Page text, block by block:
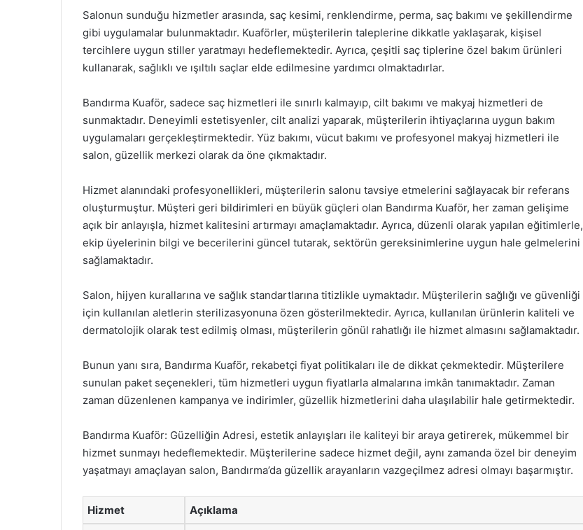
Salonun sunduğu hizmetler arasında, saç kesimi, renklendirme, perma, saç bakımı ve şekillendirme
gibi uygulamalar bulunmaktadır. Kuaförler, müşterilerin taleplerine dikkatle yaklaşarak, kişisel
tercihlere uygun stiller yaratmayı hedeflemektedir. Ayrıca, çeşitli saç tiplerine özel bakım ürünleri
kullanarak, sağlıklı ve ışıltılı saçlar elde edilmesine yardımcı olmaktadırlar.
Bandırma Kuaför, sadece saç hizmetleri ile sınırlı kalmayıp, cilt bakımı ve makyaj hizmetleri de
sunmaktadır. Deneyimli estetisyenler, cilt analizi yaparak, müşterilerin ihtiyaçlarına uygun bakım
uygulamaları gerçekleştirmektedir. Yüz bakımı, vücut bakımı ve profesyonel makyaj hizmetleri ile
salon, güzellik merkezi olarak da öne çıkmaktadır.
Hizmet alanındaki profesyonellikleri, müşterilerin salonu tavsiye etmelerini sağlayacak bir referans
oluşturmuştur. Müşteri geri bildirimleri en büyük güçleri olan Bandırma Kuaför, her zaman gelişime
açık bir anlayışla, hizmet kalitesini artırmayı amaçlamaktadır. Ayrıca, düzenli olarak yapılan eğitimlerle,
ekip üyelerinin bilgi ve becerilerini güncel tutarak, sektörün gereksinimlerine uygun hale gelmelerini
sağlamaktadır.
Salon, hijyen kurallarına ve sağlık standartlarına titizlikle uymaktadır. Müşterilerin sağlığı ve güvenliği
için kullanılan aletlerin sterilizasyonuna özen gösterilmektedir. Ayrıca, kullanılan ürünlerin kaliteli ve
dermatolojik olarak test edilmiş olması, müşterilerin gönül rahatlığı ile hizmet almasını sağlamaktadır.
Bunun yanı sıra, Bandırma Kuaför, rekabetçi fiyat politikaları ile de dikkat çekmektedir. Müşterilere
sunulan paket seçenekleri, tüm hizmetleri uygun fiyatlarla almalarına imkân tanımaktadır. Zaman
zaman düzenlenen kampanya ve indirimler, güzellik hizmetlerini daha ulaşılabilir hale getirmektedir.
Bandırma Kuaför: Güzelliğin Adresi, estetik anlayışları ile kaliteyi bir araya getirerek, mükemmel bir
hizmet sunmayı hedeflemektedir. Müşterilerine sadece hizmet değil, aynı zamanda özel bir deneyim
yaşatmayı amaçlayan salon, Bandırma’da güzellik arayanların vazgeçilmez adresi olmayı başarmıştır.
Hizmet Açıklama